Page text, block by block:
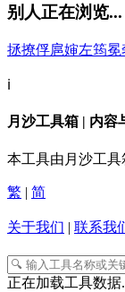
别人正在浏览...
拯撩俘扈婶左筠冕
ℹ️
月沙工具箱 | 内容
本工具由月沙工
繁 | 简
关于我们 | 联系我
正在加载工具数据